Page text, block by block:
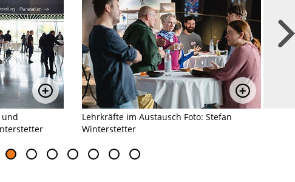
Bild vergrößern
und
Bild
Lehrkräfte im Austausch Foto: Stefan
Winterstetter